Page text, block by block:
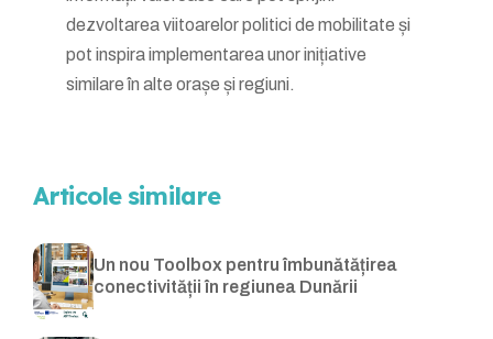
dezvoltarea viitoarelor politici de mobilitate și
pot inspira implementarea unor inițiative
similare în alte orașe și regiuni.
Articole similare
Un nou Toolbox pentru îmbunătățirea
conectivității în regiunea Dunării